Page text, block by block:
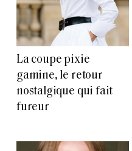
La coupe pixie
gamine, le retour
nostalgique qui fait
fureur